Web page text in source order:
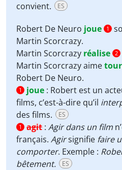
convient.
ES
Robert De Neuro joue 1
Martin Scorcrazy.
Martin Scorcrazy réalise 2
Martin Scorcrazy aime
Robert De Neuro.
1 joue : Robert est un
films, c’est-à-dire qu’il
des films.
ES
1 agit : Agir dans un film
français. Agirsignifie faire
comporter. Exemple :
bêtement.
ES